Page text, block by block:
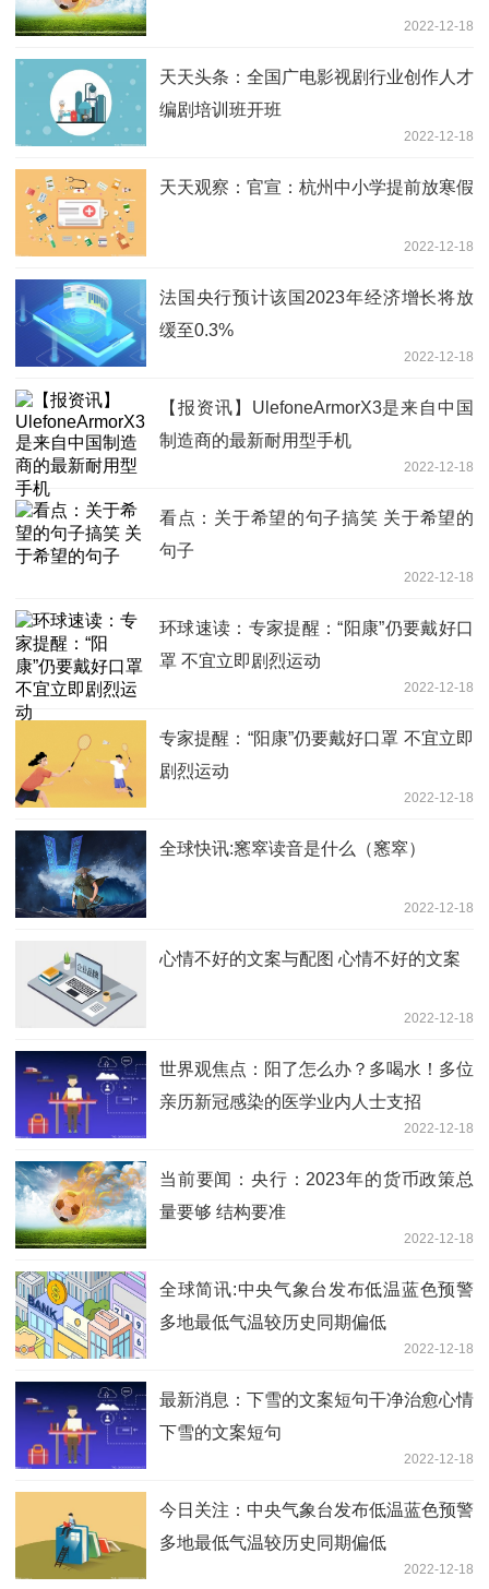
2022-12-18
天天头条：全国广电影视剧行业创作人才
编剧培训班开班
2022-12-18
天天观察：官宣：杭州中小学提前放寒假
2022-12-18
法国央行预计该国2023年经济增长将放
缓至0.3%
2022-12-18
【报资讯】UlefoneArmorX3是来自中国
制造商的最新耐用型手机
2022-12-18
看点：关于希望的句子搞笑 关于希望的
句子
2022-12-18
环球速读：专家提醒：“阳康”仍要戴好口
罩 不宜立即剧烈运动
2022-12-18
专家提醒：“阳康”仍要戴好口罩 不宜立即
剧烈运动
2022-12-18
全球快讯:窸窣读音是什么（窸窣）
2022-12-18
心情不好的文案与配图 心情不好的文案
2022-12-18
世界观焦点：阳了怎么办？多喝水！多位
亲历新冠感染的医学业内人士支招
2022-12-18
当前要闻：央行：2023年的货币政策总
量要够 结构要准
2022-12-18
全球简讯:中央气象台发布低温蓝色预警
多地最低气温较历史同期偏低
2022-12-18
最新消息：下雪的文案短句干净治愈心情
下雪的文案短句
2022-12-18
今日关注：中央气象台发布低温蓝色预警
多地最低气温较历史同期偏低
2022-12-18